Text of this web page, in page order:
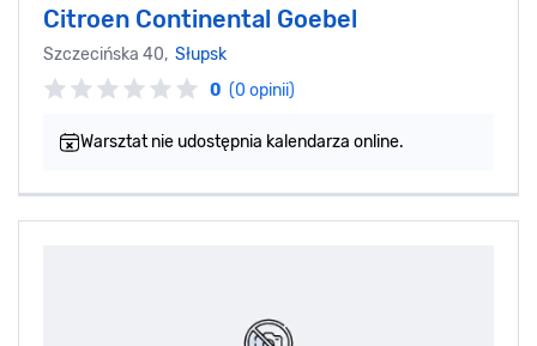
Citroen Continental Goebel
Szczecińska 40, Słupsk
0 (0 opinii)
Warsztat nie udostępnia kalendarza online.